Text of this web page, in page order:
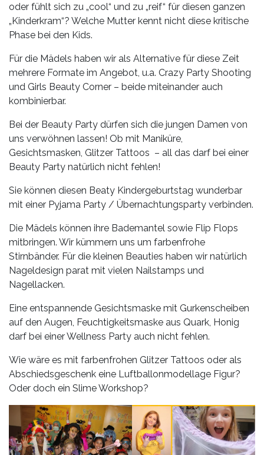
oder fühlt sich zu „cool“ und zu „reif“ für diesen ganzen
„Kinderkram“? Welche Mutter kennt nicht diese kritische
Phase bei den Kids.
Für die Mädels haben wir als Alternative für diese Zeit
mehrere Formate im Angebot, u.a. Crazy Party Shooting
und Girls Beauty Corner – beide miteinander auch
kombinierbar.
Bei der Beauty Party dürfen sich die jungen Damen von
uns verwöhnen lassen! Ob mit Maniküre,
Gesichtsmasken, Glitzer Tattoos – all das darf bei einer
Beauty Party natürlich nicht fehlen!
Sie können diesen Beaty Kindergeburtstag wunderbar
mit einer Pyjama Party / Übernachtungsparty verbinden.
Die Mädels können ihre Bademantel sowie Flip Flops
mitbringen. Wir kümmern uns um farbenfrohe
Stirnbänder. Für die kleinen Beauties haben wir natürlich
Nageldesign parat mit vielen Nailstamps und
Nagellacken.
Eine entspannende Gesichtsmaske mit Gurkenscheiben
auf den Augen, Feuchtigkeitsmaske aus Quark, Honig
darf bei einer Wellness Party auch nicht fehlen.
Wie wäre es mit farbenfrohen Glitzer Tattoos oder als
Abschiedsgeschenk eine Luftballonmodellage Figur?
Oder doch ein Slime Workshop?